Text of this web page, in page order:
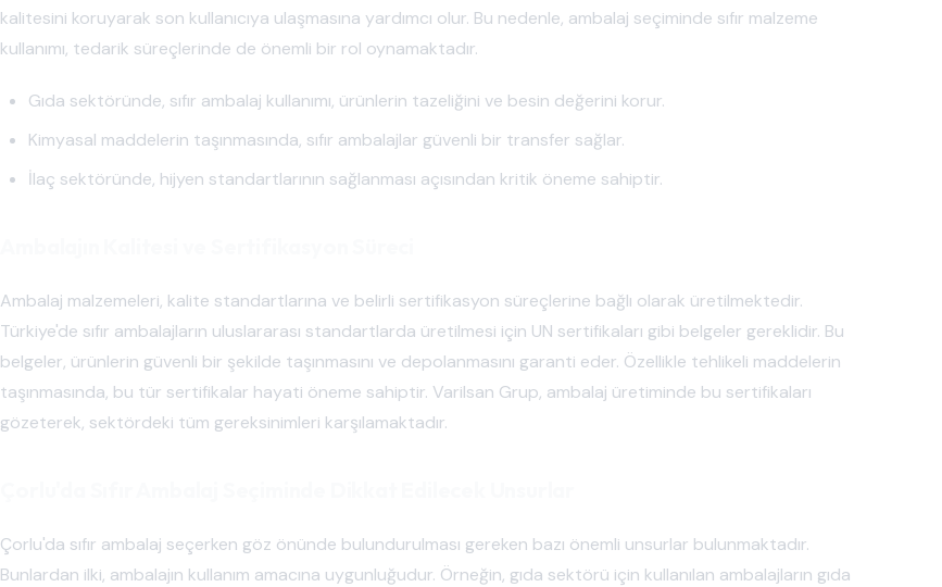
kalitesini koruyarak son kullanıcıya ulaşmasına yardımcı olur. Bu nedenle, ambalaj seçiminde sıfır malzeme
kullanımı, tedarik süreçlerinde de önemli bir rol oynamaktadır.
Gıda sektöründe, sıfır ambalaj kullanımı, ürünlerin tazeliğini ve besin değerini korur.
Kimyasal maddelerin taşınmasında, sıfır ambalajlar güvenli bir transfer sağlar.
İlaç sektöründe, hijyen standartlarının sağlanması açısından kritik öneme sahiptir.
Ambalaj malzemeleri, kalite standartlarına ve belirli sertifikasyon süreçlerine bağlı olarak üretilmektedir.
Türkiye'de sıfır ambalajların uluslararası standartlarda üretilmesi için UN sertifikaları gibi belgeler gereklidir. Bu
belgeler, ürünlerin güvenli bir şekilde taşınmasını ve depolanmasını garanti eder. Özellikle tehlikeli maddelerin
taşınmasında, bu tür sertifikalar hayati öneme sahiptir. Varilsan Grup, ambalaj üretiminde bu sertifikaları
gözeterek, sektördeki tüm gereksinimleri karşılamaktadır.
Çorlu'da sıfır ambalaj seçerken göz önünde bulundurulması gereken bazı önemli unsurlar bulunmaktadır.
Bunlardan ilki, ambalajın kullanım amacına uygunluğudur. Örneğin, gıda sektörü için kullanılan ambalajların gıda